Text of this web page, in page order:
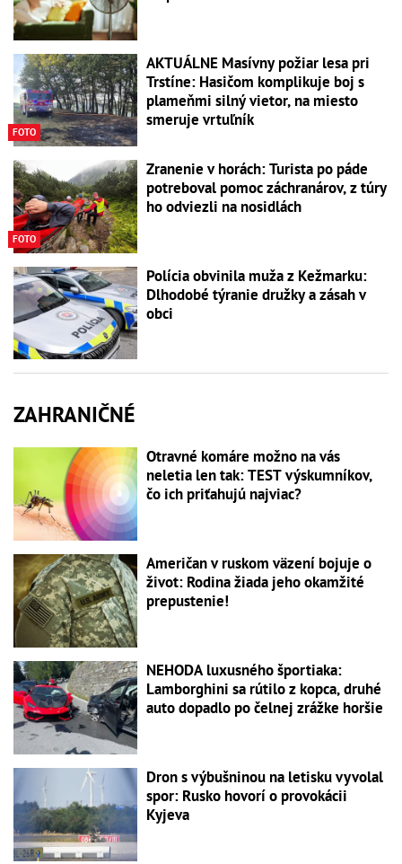
FOTO
AKTUÁLNE Masívny požiar lesa pri
Trstíne: Hasičom komplikuje boj s
plameňmi silný vietor, na miesto
smeruje vrtuľník
FOTO
Zranenie v horách: Turista po páde
potreboval pomoc záchranárov, z túry
ho odviezli na nosidlách
Polícia obvinila muža z Kežmarku:
Dlhodobé týranie družky a zásah v
obci
ZAHRANIČNÉ
Otravné komáre možno na vás
neletia len tak: TEST výskumníkov,
čo ich priťahujú najviac?
Američan v ruskom väzení bojuje o
život: Rodina žiada jeho okamžité
prepustenie!
NEHODA luxusného športiaka:
Lamborghini sa rútilo z kopca, druhé
auto dopadlo po čelnej zrážke horšie
Dron s výbušninou na letisku vyvolal
spor: Rusko hovorí o provokácii
Kyjeva